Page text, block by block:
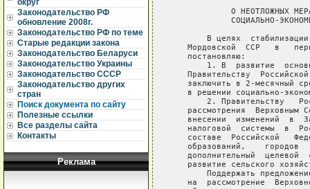
округ
Законодательство РФ
обновление 2008г.
Законодательство РФ по теме
Старые редакции закона
Законодательство Беларуси
Законодательство Украины
Законодательство СССР
Законодательство других
стран
Поиск документа по сайту
Полезные ссылки
Все разделы сайта
Контакты
Реклама
О НЕОТЛОЖНЫХ
СОЦИАЛЬНО-
В целях
Мордовской  ССР   в
   постановляю:
1. В  развитие
Правительству
заключить в 2-месячный
в решении социально-
2. Правительству
рассмотрения  Верховным
внесении  изменений  в
налоговой  системы  в
составе  Российской
образований,    городов
дополнительный  целевой
развитие сельского
Поддержать
на  рассмотрение